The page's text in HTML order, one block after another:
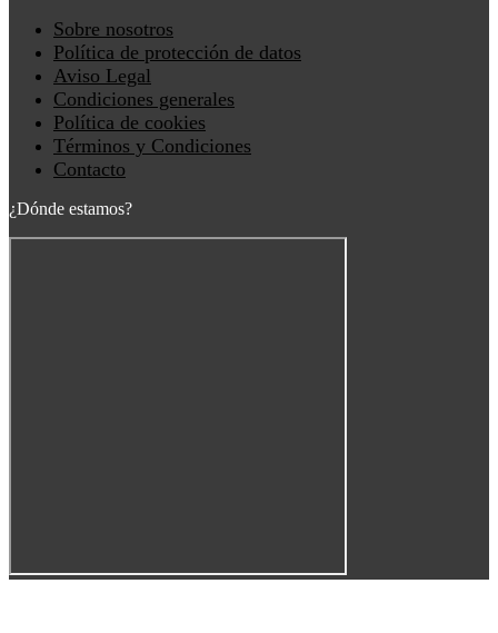
Main
Sobre nosotros
Política de protección de datos
Aviso Legal
Condiciones generales
Política de cookies
Términos y Condiciones
Contacto
¿Dónde estamos?